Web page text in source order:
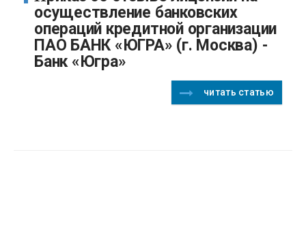
осуществление банковских
операций кредитной организации
ПАО БАНК «ЮГРА» (г. Москва) -
Банк «Югра»
читать статью